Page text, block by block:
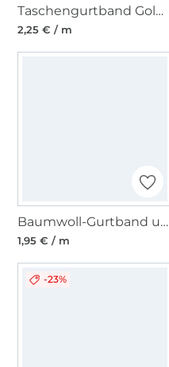
Taschengurtband Goldfäden 40mm, jeansblau
2,25 € / m
Baumwoll-Gurtband uni altgrün 38 mm
1,95 € / m
-23%